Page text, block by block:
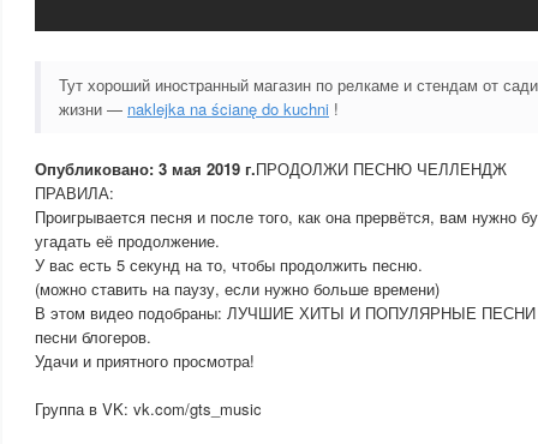
Тут хороший иностранный магазин по релкаме и стендам от
жизни — naklejka na ścianę do kuchni !
Опубликовано: 3 мая 2019 г.ПРОДОЛЖИ ПЕСНЮ ЧЕЛЛЕНДЖ
ПРАВИЛА:
Проигрывается песня и после того, как она прервётся, вам нужно
угадать её продолжение.
У вас есть 5 секунд на то, чтобы продолжить песню.
(можно ставить на паузу, если нужно больше времени)
В этом видео подобраны: ЛУЧШИЕ ХИТЫ И ПОПУЛЯРНЫЕ ПЕСНИ
песни блогеров.
Удачи и приятного просмотра!
Группа в VK: vk.com/gts_music